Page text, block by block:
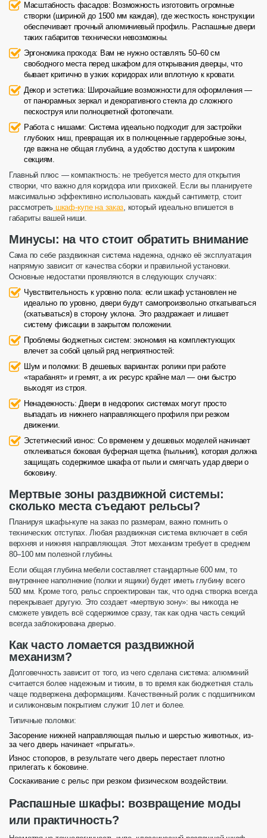
Масштабность фасадов: Возможность изготовить огромные
створки (шириной до 1500 мм каждая), где жесткость конструкции
обеспечивает прочный алюминиевый профиль. Распашные двери
таких габаритов технически невозможны.
Эргономика прохода: Вам не нужно оставлять 50–60 см
свободного места перед шкафом для открывания дверцы, что
бывает критично в узких коридорах или вплотную к кровати.
Декор и эстетика: Широчайшие возможности для оформления —
от панорамных зеркал и декоративного стекла до сложного
пескоструя или полноцветной фотопечати.
Работа с нишами: Система идеально подходит для застройки
глубоких ниш, превращая их в полноценные гардеробные зоны,
где важна не общая глубина, а удобство доступа к широким
секциям.
Главный плюс — компактность: не требуется место для открытия
створки, что важно для коридора или прихожей. Если вы планируете
максимально эффективно использовать каждый сантиметр, стоит
рассмотреть шкаф-купе на заказ, который идеально впишется в
габариты вашей ниши.
Минусы: на что стоит обратить внимание
Сама по себе раздвижная система надежна, однако её эксплуатация
напрямую зависит от качества сборки и правильной установки.
Основные недостатки проявляются в следующих случаях:
Чувствительность к уровню пола: если шкаф установлен не
идеально по уровню, двери будут самопроизвольно откатываться
(скатываться) в сторону уклона. Это раздражает и лишает
систему фиксации в закрытом положении.
Проблемы бюджетных систем: экономия на комплектующих
влечет за собой целый ряд неприятностей:
Шум и поломки: В дешевых вариантах ролики при работе
«тарабанят» и гремят, а их ресурс крайне мал — они быстро
выходят из строя.
Ненадежность: Двери в недорогих системах могут просто
выпадать из нижнего направляющего профиля при резком
движении.
Эстетический износ: Со временем у дешевых моделей начинает
отклеиваться боковая буферная щетка (пыльник), которая должна
защищать содержимое шкафа от пыли и смягчать удар двери о
боковину.
Мертвые зоны раздвижной системы:
сколько места съедают рельсы?
Планируя шкафы-купе на заказ по размерам, важно помнить о
технических отступах. Любая раздвижная системавключает в себя
верхняя и нижняя направляющая. Этот механизм требует в среднем
80–100 мм полезной глубины.
Если общая глубинамебели составляет стандартные 600 мм, то
внутреннее наполнение(полки и ящики) будет иметь глубину всего
500 мм. Кроме того, рельс спроектирован так, что одна створкавсегда
перекрывает другую. Это создает «мертвую зону»: вы никогда не
сможете увидеть всё содержимое сразу, так как одна часть секций
всегда заблокирована дверью.
Как часто ломается раздвижной
механизм?
Долговечность зависит от того, из чего сделана система:алюминий
считается более надежным и тихим, в то время как бюджетная сталь
чаще подвержена деформациям. Качественныйроликс подшипником
и силиконовым покрытием служит 10 лет и более.
Типичные поломки:
Засорение нижней направляющая пылью и шерстью животных, из-
за чего дверь начинает «прыгать».
Износ стопоров, в результате чего дверь перестает плотно
прилегать к боковине.
Соскакивание с рельс при резком физическом воздействии.
Распашные шкафы: возвращение моды
или практичность?